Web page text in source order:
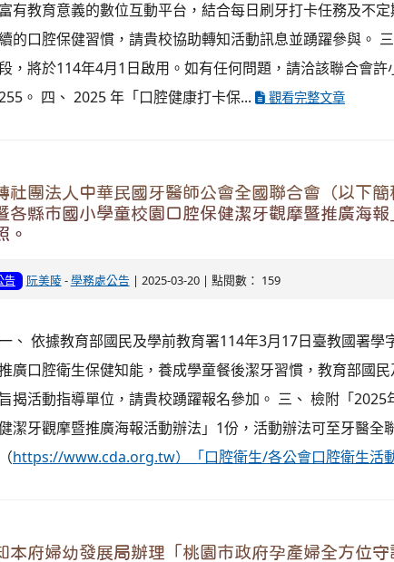
富有教育意義的數位互動平台，結合每日刷牙打卡任務及不
的口腔保健習慣，請貴校協助轉知活動訊息並踴躍參與。
，將於114年4月1日啟用。如有任何問題，請洽該聯合會
。 四、 2025 年「口腔健康打卡保...
觀看完整文章
社團法人中華民國牙醫師公會全國聯合會（以下
各縣市國小學童校園口腔保健潔牙觀摩暨推廣海
。
告 阮美陵-學務處公告 | 2025-03-20 | 點閱數： 159
、 依據教育部國民及學前教育署114年3月17日臺教國署學
廣口腔衛生保健知能，養成學童餐後潔牙習慣，教育部國
旨揭活動指導單位，請貴校踴躍報名參加。 三、 檢附「
潔牙觀摩暨推廣海報活動辦法」1份，活動辦法可至牙醫全
（https://www.cda.org.tw）「口腔衛生/各公會口腔衛生活
本府婦幼發展局辦理「桃園市政府孕產婦全方位